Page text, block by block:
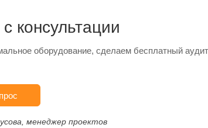
консультации
оборудование, сделаем бесплатный аудит
менеджер проектов